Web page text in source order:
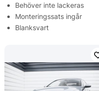
Behöver inte lackeras
Monteringssats ingår
Blanksvart